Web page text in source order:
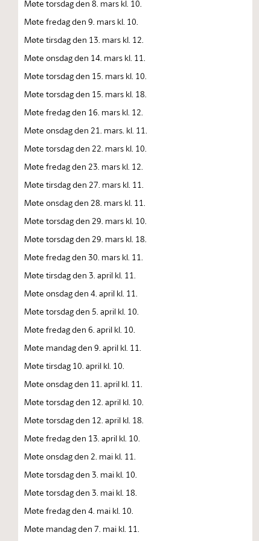
Møte torsdag den 8. mars kl. 10.
Møte fredag den 9. mars kl. 10.
Møte tirsdag den 13. mars kl. 12.
Møte onsdag den 14. mars kl. 11.
Møte torsdag den 15. mars kl. 10.
Møte torsdag den 15. mars kl. 18.
Møte fredag den 16. mars kl. 12.
Møte onsdag den 21. mars. kl. 11.
Møte torsdag den 22. mars kl. 10.
Møte fredag den 23. mars kl. 12.
Møte tirsdag den 27. mars kl. 11.
Møte onsdag den 28. mars kl. 11.
Møte torsdag den 29. mars kl. 10.
Møte torsdag den 29. mars kl. 18.
Møte fredag den 30. mars kl. 11.
Møte tirsdag den 3. april kl. 11.
Møte onsdag den 4. april kl. 11.
Møte torsdag den 5. april kl. 10.
Møte fredag den 6. april kl. 10.
Møte mandag den 9. april kl. 11.
Møte tirsdag 10. april kl. 10.
Møte onsdag den 11. april kl. 11.
Møte torsdag den 12. april kl. 10.
Møte torsdag den 12. april kl. 18.
Møte fredag den 13. april kl. 10.
Møte onsdag den 2. mai kl. 11.
Møte torsdag den 3. mai kl. 10.
Møte torsdag den 3. mai kl. 18.
Møte fredag den 4. mai kl. 10.
Møte mandag den 7. mai kl. 11.